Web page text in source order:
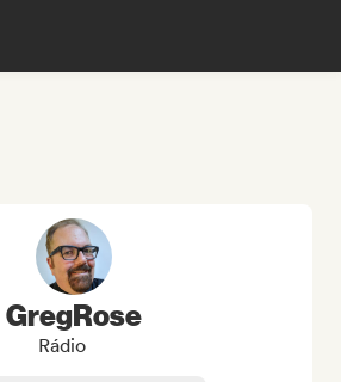
GregRose
Rádio